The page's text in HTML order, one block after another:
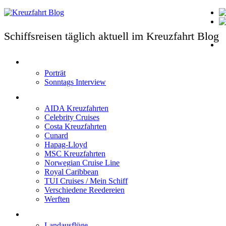
Schiffsreisen täglich aktuell im Kreuzfahrt Blog
Porträt
Sonntags Interview
AIDA Kreuzfahrten
Celebrity Cruises
Costa Kreuzfahrten
Cunard
Hapag-Lloyd
MSC Kreuzfahrten
Norwegian Cruise Line
Royal Caribbean
TUI Cruises / Mein Schiff
Verschiedene Reedereien
Werften